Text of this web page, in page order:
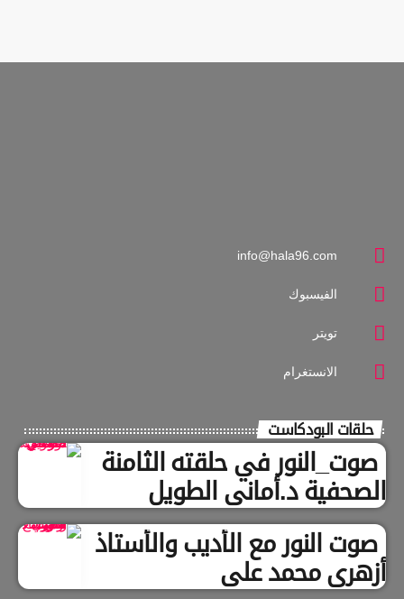
برنامج طبي خدمي أسبوعي كل جمعة. وهو عبارة عن عيادة على الهواء
info@hala96.com
الفيسبوك
تويتر
الانستغرام
حلقات البودكاست
صوت_النور في حلقته الثامنة
الصحفية د.أماني الطويل
صوت النور مع الأديب والأستاذ
أزهري محمد علي